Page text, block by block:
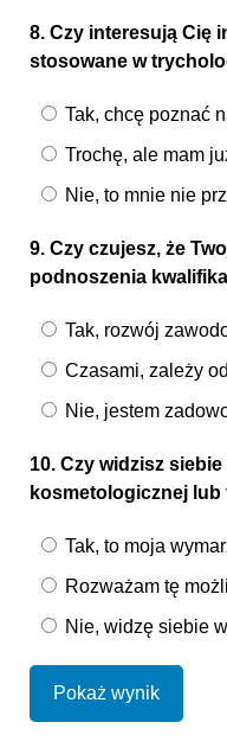
8. Czy interesują Cię
stosowane w
Tak, chcę poznać
Trochę, ale mam
Nie, to mnie nie
9. Czy czujesz, że
podnoszenia
Tak, rozwój
Czasami, zależy
Nie, jestem
10. Czy widzisz
kosmetologicznej
Tak, to moja
Rozważam tę
Nie, widzę siebie
Pokaż wynik